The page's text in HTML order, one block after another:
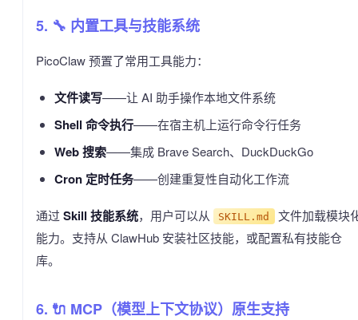
5. 🔧 内置工具与技能系统
PicoClaw 预置了常用工具能力：
文件读写——让 AI 助手操作本地文件系统
Shell 命令执行——在宿主机上运行命令行任务
Web 搜索——集成 Brave Search、DuckDuckGo
Cron 定时任务——创建重复性自动化工作流
通过 Skill 技能系统，用户可以从 SKILL.md 文件加载模块
能力。支持从 ClawHub 安装社区技能，或配置私有技能仓
库。
6. 🔌 MCP（模型上下文协议）原生支持